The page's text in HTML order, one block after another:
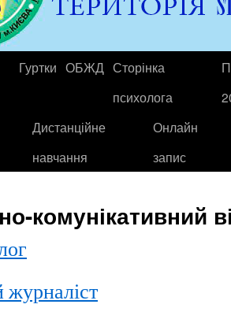
Гуртки ОБЖД Сторінка
психолога
Дистанційне
навчання
Онлайн
запис
комунікативний